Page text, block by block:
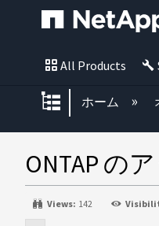
All Products
グローバ
ホーム
ONTAP の
Views: 142